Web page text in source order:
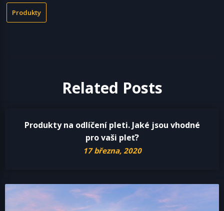
Produkty
Related Posts
Produkty na odlíčení pleti. Jaké jsou vhodné
pro vaši pleť?
17 března, 2020